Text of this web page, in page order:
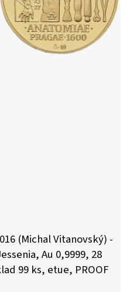
(Michal Vitanovský) -
Au 0,9999, 28
99 ks, etue, PROOF